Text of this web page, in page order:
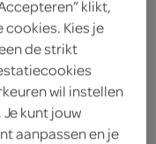
klikt,
Kies je
de strikt
wil instellen
kunt jouw
aanpassen en je